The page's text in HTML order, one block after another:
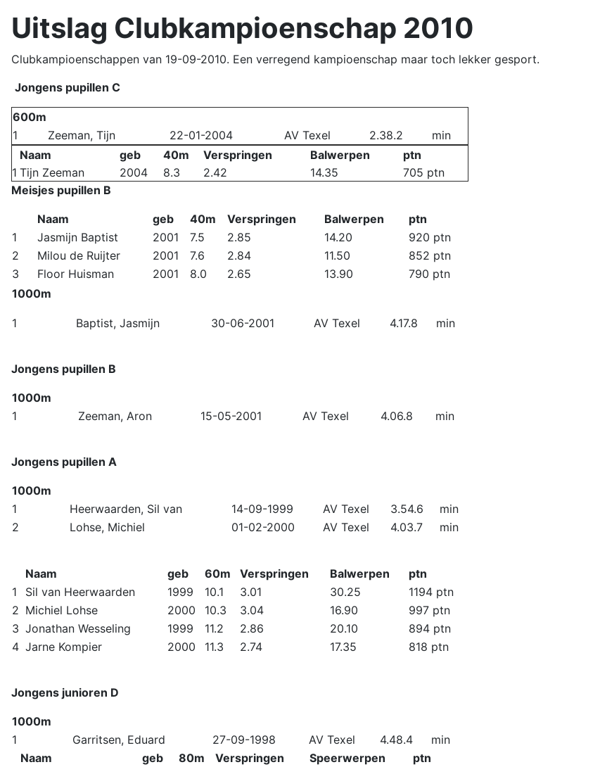
Uitslag Clubkampioenschap 2010
Clubkampioenschappen van 19-09-2010. Een verregend kampioenschap maar toch lekker gesport.
Jongens pupillen C
600m
1
Zeeman, Tijn 22-01-2004 AV Texel 2.38.2
min
Naam
geb 40m Verspringen Balwerpen
ptn
1 Tijn Zeeman 2004 8.3 2.42 14.35
705 ptn
Meisjes pupillen B
Naam geb 40m Verspringen Balwerpen
ptn
1
Jasmijn Baptist 2001 7.5 2.85 14.20
920 ptn
2
Milou de Ruijter 2001 7.6 2.84 11.50
852 ptn
3
Floor Huisman 2001 8.0 2.65 13.90
790 ptn
1000m
1 Baptist, Jasmijn 30-06-2001 AV Texel 4.17.8 min
Jongens pupillen B
1000m
1
Zeeman, Aron 15-05-2001 AV Texel 4.06.8 min
Jongens pupillen A
1000m
1
Heerwaarden, Sil van 14-09-1999 AV Texel 3.54.6
min
2
Lohse, Michiel 01-02-2000 AV Texel 4.03.7 min
Naam geb 60m Verspringen Balwerpen
ptn
1
Sil van Heerwaarden 1999 10.1 3.01 30.25
1194 ptn
2 Michiel Lohse 2000 10.3 3.04 16.90
997 ptn
3 Jonathan Wesseling 1999 11.2 2.86 20.10
894 ptn
4 Jarne Kompier 2000 11.3 2.74 17.35 818 ptn
Jongens junioren D
1000m
1
Garritsen, Eduard 27-09-1998 AV Texel 4.48.4
min
Naam
geb 80m Verspringen Speerwerpen
ptn